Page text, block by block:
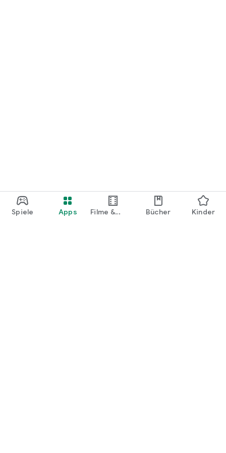
Spiele Apps
Filme &
Bücher Kinder